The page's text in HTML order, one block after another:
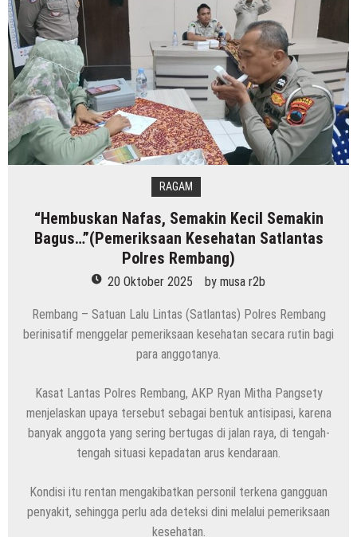
RAGAM
“Hembuskan Nafas, Semakin Kecil Semakin
Bagus…”(Pemeriksaan Kesehatan Satlantas
Polres Rembang)
20 Oktober 2025 by musa r2b
Rembang – Satuan Lalu Lintas (Satlantas) Polres Rembang
berinisatif menggelar pemeriksaan kesehatan secara rutin bagi
para anggotanya.
Kasat Lantas Polres Rembang, AKP Ryan Mitha Pangsety
menjelaskan upaya tersebut sebagai bentuk antisipasi, karena
banyak anggota yang sering bertugas di jalan raya, di tengah-
tengah situasi kepadatan arus kendaraan.
Kondisi itu rentan mengakibatkan personil terkena gangguan
penyakit, sehingga perlu ada deteksi dini melalui pemeriksaan
kesehatan.